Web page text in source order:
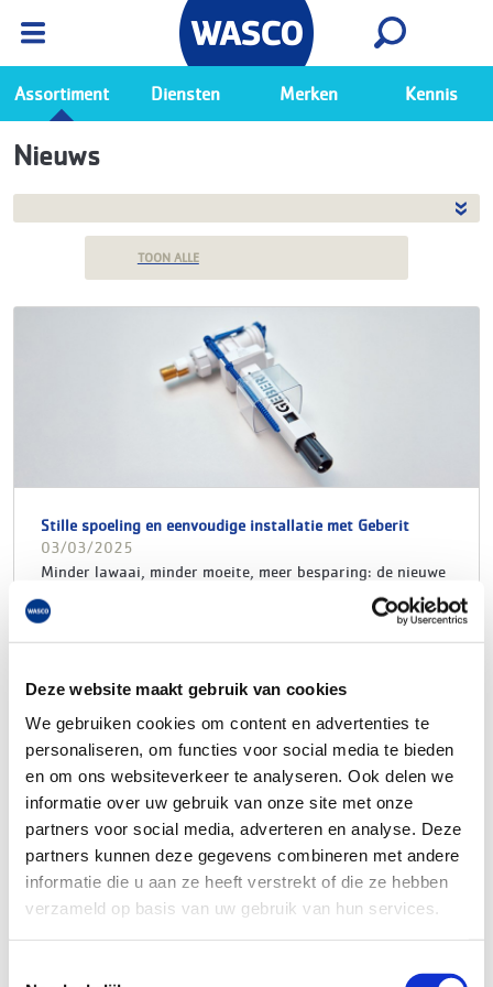
Deze website maakt gebruik van cookies
We gebruiken cookies om content en advertenties te
personaliseren, om functies voor social media te bieden
en om ons websiteverkeer te analyseren. Ook delen we
informatie over uw gebruik van onze site met onze
partners voor social media, adverteren en analyse. Deze
partners kunnen deze gegevens combineren met andere
informatie die u aan ze heeft verstrekt of die ze hebben
verzameld op basis van uw gebruik van hun services.
Ga naar de Wasco app
Bekijk
Assortiment Diensten Merken Kennis
Nieuws
TOON ALLE
Stille spoeling en eenvoudige installatie met Geberit
03/03/2025
Minder lawaai, minder moeite, meer besparing: de nieuwe
Geberit type 383 vlotterkraan biedt vele verbeteringen.
Hij zorgt voor een stille vulling van het reservoir, maakt
de installatie eenvoudiger en is duurzamer vanwege de
Of het nu gaat om het geluid van een torenklok, het
geronk van een motor in de verte of het druppelen van
een kraan: ’s nachts veroorzaken zelfs de kleinste
scherp, er komen stresshormonen vrij, het hart gaat
sneller kloppen – en slapen lukt niet meer. Mogelijke
geluidsbronnen zijn bijvoorbeeld mensen die in huis naar
het toilet gaan. Zowel in een vrijstaand huis als in een
flat of hotel. Vooral het doorspoelen van het toilet kan de
slaap van mensen in aangrenzende kamers verstoren. En